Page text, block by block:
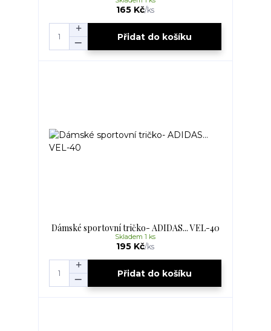
165 Kč/ks
Přidat do košíku
Dámské sportovní tričko- ADIDAS... VEL-40
195 Kč/ks
Skladem 1 ks
Přidat do košíku